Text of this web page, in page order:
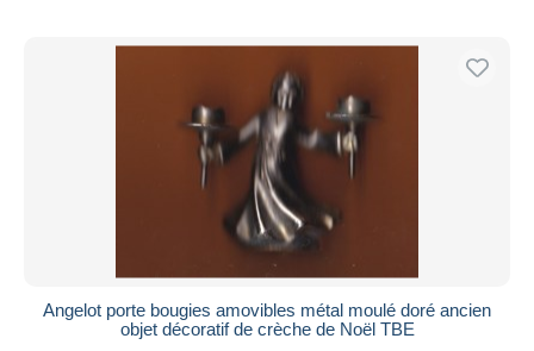
Angelot porte bougies amovibles métal moulé doré ancien
objet décoratif de crèche de Noël TBE